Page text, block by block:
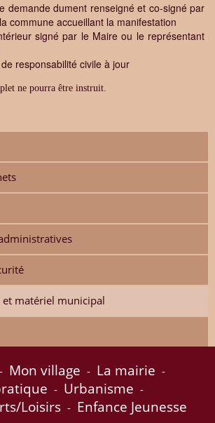
demande dument renseigné et co-signé par
commune accueillant la manifestation
signé par le Maire ou le représentant
responsabilité civile à jour
ne pourra être instruit.
et matériel municipal
- Mon village - La mairie -
- Urbanisme -
Loisirs - Enfance Jeunesse